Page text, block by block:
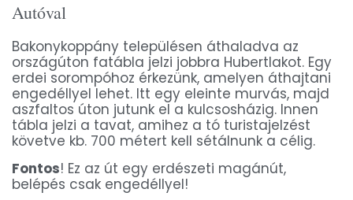
Autóval
Bakonykoppány településen áthaladva az
országúton fatábla jelzi jobbra Hubertlakot. Egy
erdei sorompóhoz érkezünk, amelyen áthajtani
engedéllyel lehet. Itt egy eleinte murvás, majd
aszfaltos úton jutunk el a kulcsosházig. Innen
tábla jelzi a tavat, amihez a tó turistajelzést
követve kb. 700 métert kell sétálnunk a célig.
Fontos! Ez az út egy erdészeti magánút,
belépés csak engedéllyel!